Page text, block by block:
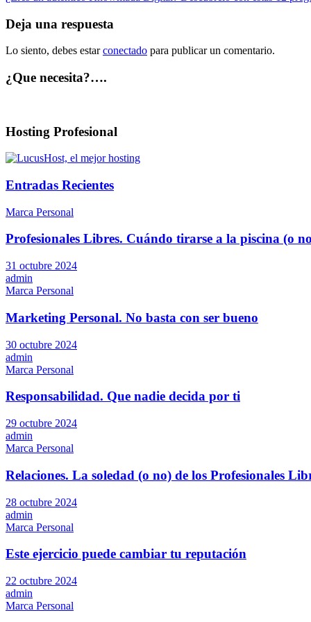
de
entradas
Deja una respuesta
Lo siento, debes estarconectado para publicar un comentario.
¿Que necesita?….
Hosting Profesional
Entradas Recientes
Marca Personal
Profesionales Libres. Cuándo tirarse a la piscina (o
31 octubre 2024
admin
Marca Personal
Marketing Personal. No basta con ser bueno
30 octubre 2024
admin
Marca Personal
Responsabilidad. Que nadie decida por ti
29 octubre 2024
admin
Marca Personal
Relaciones. La soledad (o no) de los Profesionales
28 octubre 2024
admin
Marca Personal
Este ejercicio puede cambiar tu reputación
22 octubre 2024
admin
Marca Personal